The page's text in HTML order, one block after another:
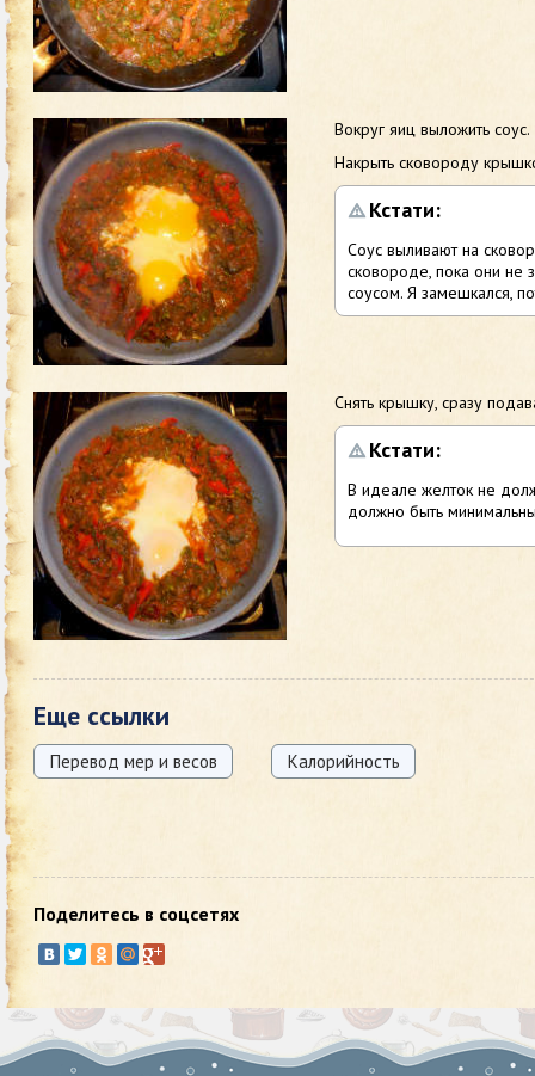
Вокруг яиц выложить соус.
Накрыть сковороду
Кстати:
Соус выливают на
сковороде, пока они не
соусом. Я замешкался,
Снять крышку, сразу
Кстати:
В идеале желток не
должно быть
Еще ссылки
Перевод мер и весов Калорийность
Поделитесь в соцсетях